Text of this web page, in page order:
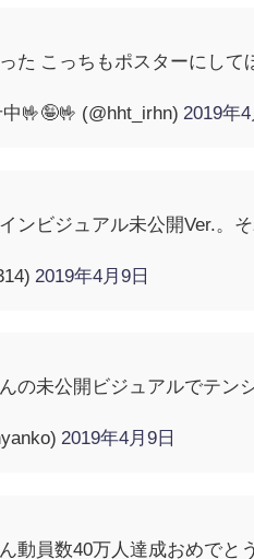
た こっちもポスターにして
🤟🤪🤟 (@hht_irhn) 2019年4
ンビジュアル未公開Ver.。
2019年4月9日
の未公開ビジュアルでテン
2019年4月9日
動員数40万人達成おめでと